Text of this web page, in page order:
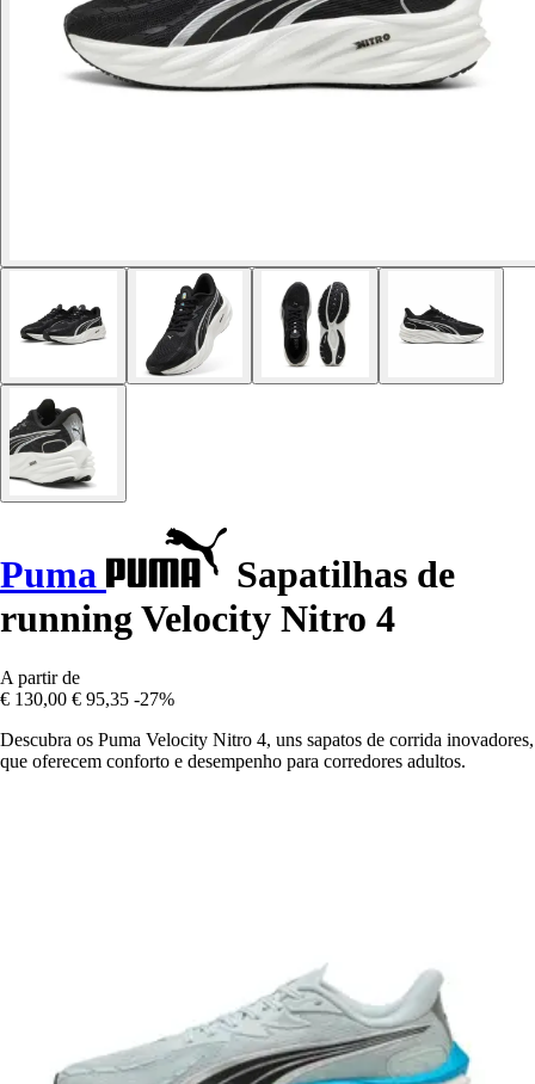
Puma
Sapatilhas de
running Velocity Nitro 4
A partir de
€ 130,00 € 95,35 -27%
Descubra os Puma Velocity Nitro 4, uns sapatos de corrida inovadores,
que oferecem conforto e desempenho para corredores adultos.